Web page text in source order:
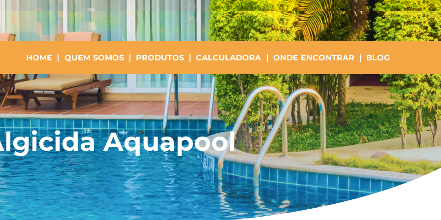
HOME QUEM SOMOS PRODUTOS CALCULADORA ONDE ENCONTRAR BLOG
Aquapool